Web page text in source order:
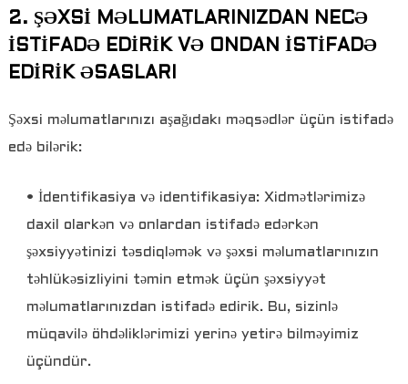
2. ŞƏXSİ MƏLUMATLARINIZDAN NECƏ
İSTİFADƏ EDİRİK VƏ ONDAN İSTİFADƏ
EDİRİK ƏSASLARI
Şəxsi məlumatlarınızı aşağıdakı məqsədlər üçün istifadə
edə bilərik:
• İdentifikasiya və identifikasiya: Xidmətlərimizə
daxil olarkən və onlardan istifadə edərkən
şəxsiyyətinizi təsdiqləmək və şəxsi məlumatlarınızın
təhlükəsizliyini təmin etmək üçün şəxsiyyət
məlumatlarınızdan istifadə edirik. Bu, sizinlə
müqavilə öhdəliklərimizi yerinə yetirə bilməyimiz
üçündür.